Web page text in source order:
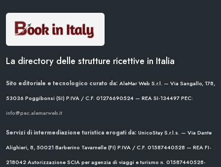
La directory delle strutture ricettive in Italia
Sito editoriale e tecnologico curato da: AleMar Web S.r.l. — Via Sangallo, 178,
53036 Poggibonsi (SI) P.IVA / C.F. 01276690524 — REA SI-134497PEC:
info@pec.alemarweb.it
Servizi di intermediazione turistica erogati da: UnicoStay S.r.l.s. — Via Dante
Alighieri, 8, 50021 Barberino Tavarnelle (FI) P.IVA / C.F. 01587440528 — REA FI-
218042Autorizzazione SCIA per agenzia di viaggi e turismo n. 01587440528-